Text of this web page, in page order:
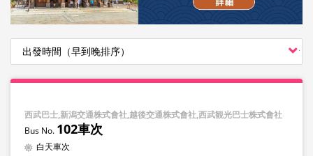
西武巴士,新潟交通株式會社,越後交通株式會社,西武観光巴士株式會社
102車次
白天車次